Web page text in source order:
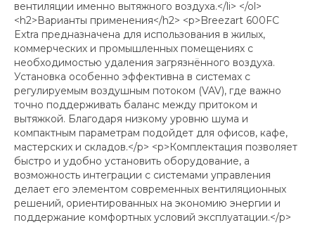
вентиляции именно вытяжного воздуха.</li> </ol>
<h2>Варианты применения</h2> <p>Breezart 600FC
Extra предназначена для использования в жилых,
коммерческих и промышленных помещениях с
необходимостью удаления загрязнённого воздуха.
Установка особенно эффективна в системах с
регулируемым воздушным потоком (VAV), где важно
точно поддерживать баланс между притоком и
вытяжкой. Благодаря низкому уровню шума и
компактным параметрам подойдет для офисов, кафе,
мастерских и складов.</p> <p>Комплектация позволяет
быстро и удобно установить оборудование, а
возможность интеграции с системами управления
делает его элементом современных вентиляционных
решений, ориентированных на экономию энергии и
поддержание комфортных условий эксплуатации.</p>